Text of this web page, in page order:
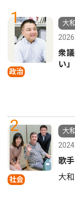
1
政治
大
衆
い
2
社会
大
歌
大